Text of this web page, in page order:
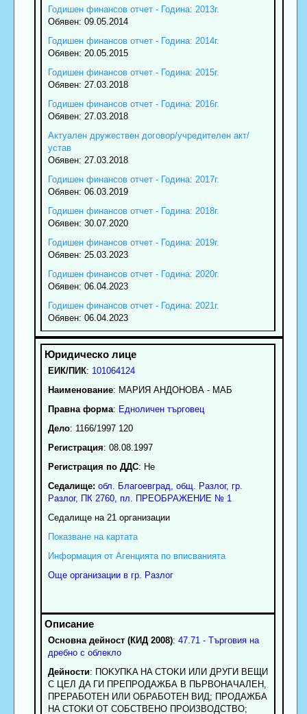
Годишен финансов отчет - Година: 2013г.
Обявен: 09.05.2014
Годишен финансов отчет - Година: 2014г.
Обявен: 20.05.2015
Годишен финансов отчет - Година: 2015г.
Обявен: 27.03.2018
Годишен финансов отчет - Година: 2016г.
Обявен: 27.03.2018
Актуален дружествен договор/учредителен акт/
устав
Обявен: 27.03.2018
Годишен финансов отчет - Година: 2017г.
Обявен: 06.03.2019
Годишен финансов отчет - Година: 2018г.
Обявен: 30.07.2020
Годишен финансов отчет - Година: 2019г.
Обявен: 25.03.2023
Годишен финансов отчет - Година: 2020г.
Обявен: 06.04.2023
Годишен финансов отчет - Година: 2021г.
Обявен: 06.04.2023
ЕИК/ПИК: 101064124
Наименование: МАРИЯ АНДОНОВА - МАБ
Правна форма: Едноличен търговец
Дело: 1166/1997 120
Регистрация: 08.08.1997
Регистрация по ДДС: Нe
Седалище: обл. Благоевград, общ. Разлог, гр.
Разлог, ПК 2760, пл. ПРЕОБРАЖЕНИЕ № 1
Седалище на 21 организации
Показване на картата
Информация от Агенцията по вписванията
Още организации в гр. Разлог
Основна дейност (КИД 2008): 47.71 - Търговия на
дребно с облекло
Дейности: ПOKУПKA HA CTOKИ ИЛИ ДPУГИ BEЩИ
C ЦEЛ ДA ГИ ПPEПPOДAЖБА B ПЬPBOHAЧAЛEH,
ПPEPAБOTEH ИЛИ OБPAБOTEH BИД; ПPOДAЖБA
HA CTOKИ OT COБCTBEHO ПPOИЗBOДCTBO;